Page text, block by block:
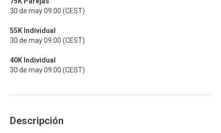
30 de may 09:00 (CEST)
55K Individual
30 de may 09:00 (CEST)
40K Individual
30 de may 09:00 (CEST)
Descripción